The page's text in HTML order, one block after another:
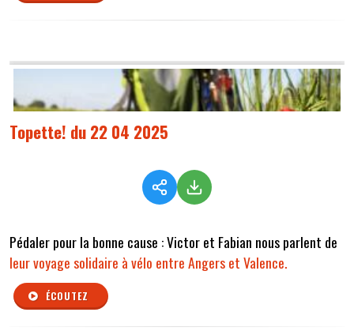
Topette! du 22 04 2025
Pédaler pour la bonne cause : Victor et Fabian nous parlent de
leur voyage solidaire à vélo entre Angers et Valence.
ÉCOUTEZ